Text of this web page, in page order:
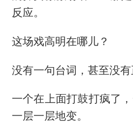
反应。
这场戏高明在哪儿？
没有一句台词，甚至没有
一个在上面打鼓打疯了
一层一层地变。